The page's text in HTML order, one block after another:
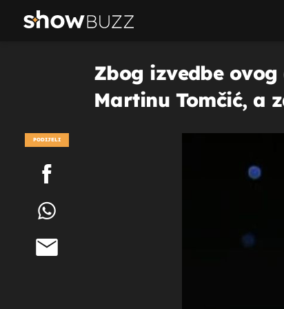
Zbog izvedbe
Martinu Tomčić, a
PODIJELI